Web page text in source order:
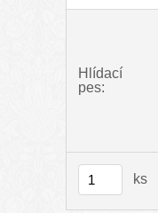
Hlídací
pes:
ks